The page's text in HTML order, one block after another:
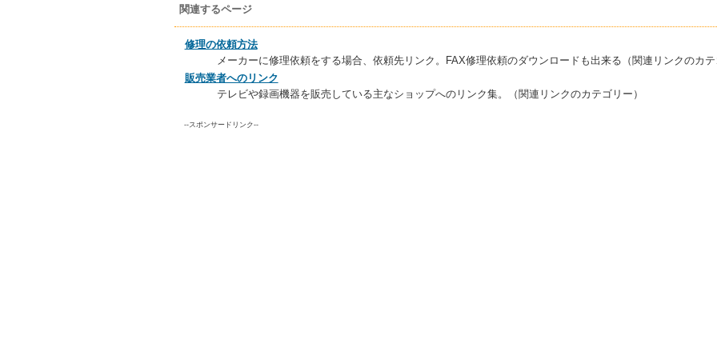
関連するページ
修理の依頼方法
メーカーに修理依頼をする場合、依頼先リンク。FAX修理依頼のダウンロードも出来る（関連リンクのカ
販売業者へのリンク
テレビや録画機器を販売している主なショップへのリンク集。（関連リンクのカテゴリー）
--スポンサードリンク--